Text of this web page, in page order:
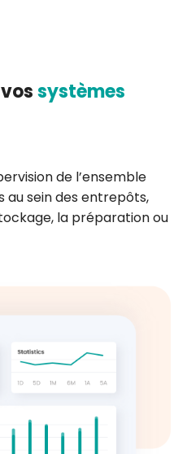
systèmes
de l’ensemble
au sein des entrepôts,
la préparation ou